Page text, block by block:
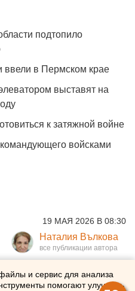
подтопило
в Пермском крае
выставят на
к затяжной войне
войсками
19 МАЯ 2026 В 08:30
Наталия Вълкова
и сервис для анализа
помогают улучшать